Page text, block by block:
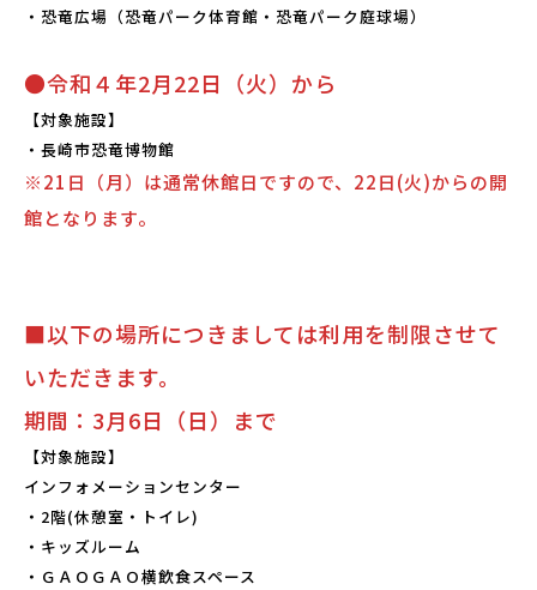
お問い合わせ
・恐竜広場（恐竜パーク体育館・恐竜パーク庭球場）
●令和４年2月22日（火）から
【対象施設】
・長崎市恐竜博物館
※21日（月）は通常休館日ですので、22日(火)からの開
館となります。
■以下の場所につきましては利用を制限させて
いただきます。
期間：3月6日（日）まで
【対象施設】
インフォメーションセンター
・2階(休憩室・トイレ)
・キッズルーム
・ＧＡＯＧＡＯ横飲食スペース